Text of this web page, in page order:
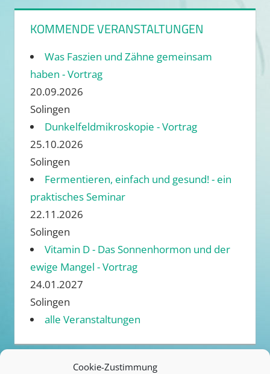
Cookie-Zustimmung
KOMMENDE VERANSTALTUNGEN
Was Faszien und Zähne gemeinsam
haben - Vortrag
20.09.2026
Solingen
Dunkelfeldmikroskopie - Vortrag
25.10.2026
Solingen
Fermentieren, einfach und gesund! - ein
praktisches Seminar
22.11.2026
Solingen
Vitamin D - Das Sonnenhormon und der
ewige Mangel - Vortrag
24.01.2027
Solingen
alle Veranstaltungen